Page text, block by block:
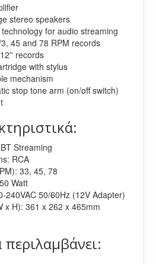
stereo speakers
for audio streaming
45 and 78 RPM records
records
with stylus
mechanism
stop tone arm (on/off switch)
Streaming
RCA
33, 45, 78
Watt
240VAC 50/60Hz (12V Adapter)
x H): 361 x 262 x 465mm